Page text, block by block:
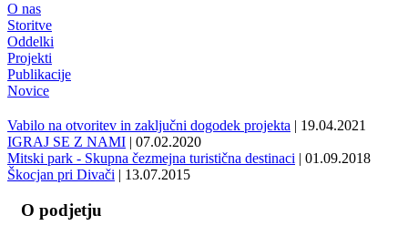
O nas
Storitve
Oddelki
Projekti
Publikacije
Novice
Vabilo na otvoritev in zaključni dogodek projekta | 19.04.2021
IGRAJ SE Z NAMI | 07.02.2020
Mitski park - Skupna čezmejna turistična destinaci | 01.09.2018
Škocjan pri Divači | 13.07.2015
O podjetju